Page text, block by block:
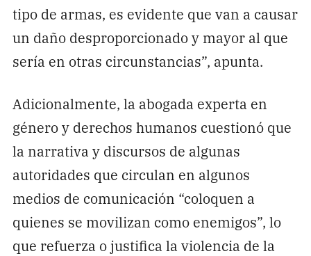
tipo de armas, es evidente que van a causar
un daño desproporcionado y mayor al que
sería en otras circunstancias”, apunta.
Adicionalmente, la abogada experta en
género y derechos humanos cuestionó que
la narrativa y discursos de algunas
autoridades que circulan en algunos
medios de comunicación “coloquen a
quienes se movilizan como enemigos”, lo
que refuerza o justifica la violencia de la